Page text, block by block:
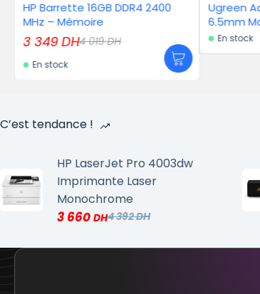
2400
Ugreen Adaptateur Audio
6.5mm Male to 3.5mm Female
En stock
C’est tendance !
HP LaserJet Pro 4003dw
Imprimante Laser
Monochrome
4 392
3 660